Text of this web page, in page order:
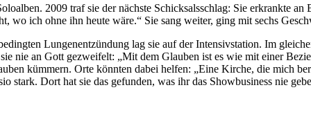
2009 traf sie der nächste Schicksalsschlag: Sie erkrankte
wo ich ohne ihn heute wäre.“ Sie sang weiter, ging mit sechs
Lungenentzündung lag sie auf der Intensivstation. Im
nie an Gott gezweifelt: „Mit dem Glauben ist es wie mit einer
kümmern. Orte könnten dabei helfen: „Eine Kirche, die mich
stark. Dort hat sie das gefunden, was ihr das Showbusiness nie